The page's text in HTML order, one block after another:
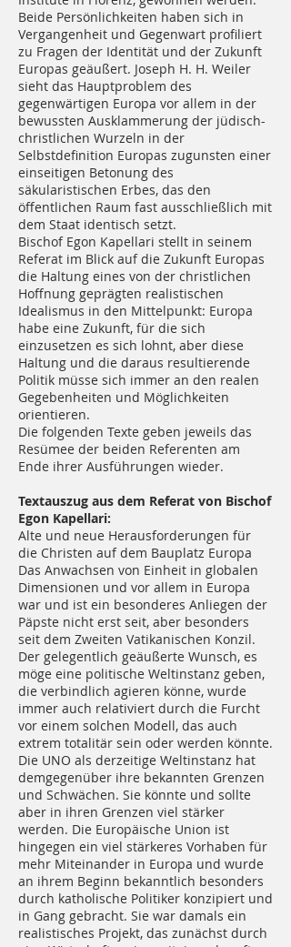
Beide Persönlichkeiten haben sich in
Vergangenheit und Gegenwart profiliert
zu Fragen der Identität und der Zukunft
Europas geäußert. Joseph H. H. Weiler
sieht das Hauptproblem des
gegenwärtigen Europa vor allem in der
bewussten Ausklammerung der jüdisch-
christlichen Wurzeln in der
Selbstdefinition Europas zugunsten einer
einseitigen Betonung des
säkularistischen Erbes, das den
öffentlichen Raum fast ausschließlich mit
dem Staat identisch setzt.
Bischof Egon Kapellari stellt in seinem
Referat im Blick auf die Zukunft Europas
die Haltung eines von der christlichen
Hoffnung geprägten realistischen
Idealismus in den Mittelpunkt: Europa
habe eine Zukunft, für die sich
einzusetzen es sich lohnt, aber diese
Haltung und die daraus resultierende
Politik müsse sich immer an den realen
Gegebenheiten und Möglichkeiten
orientieren.
Die folgenden Texte geben jeweils das
Resümee der beiden Referenten am
Ende ihrer Ausführungen wieder.
Textauszug aus dem Referat von Bischof
Egon Kapellari:
Alte und neue Herausforderungen für
die Christen auf dem Bauplatz Europa
Das Anwachsen von Einheit in globalen
Dimensionen und vor allem in Europa
war und ist ein besonderes Anliegen der
Päpste nicht erst seit, aber besonders
seit dem Zweiten Vatikanischen Konzil.
Der gelegentlich geäußerte Wunsch, es
möge eine politische Weltinstanz geben,
die verbindlich agieren könne, wurde
immer auch relativiert durch die Furcht
vor einem solchen Modell, das auch
extrem totalitär sein oder werden könnte.
Die UNO als derzeitige Weltinstanz hat
demgegenüber ihre bekannten Grenzen
und Schwächen. Sie könnte und sollte
aber in ihren Grenzen viel stärker
werden. Die Europäische Union ist
hingegen ein viel stärkeres Vorhaben für
mehr Miteinander in Europa und wurde
an ihrem Beginn bekanntlich besonders
durch katholische Politiker konzipiert und
in Gang gebracht. Sie war damals ein
realistisches Projekt, das zunächst durch